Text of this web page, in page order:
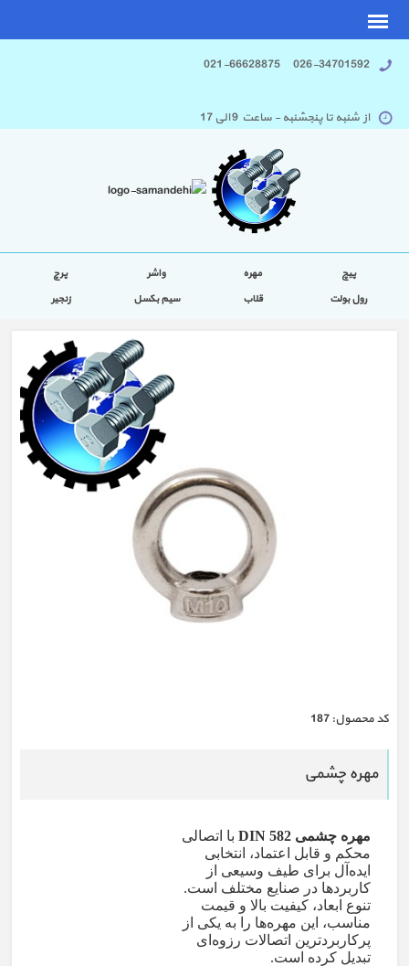
026-34701592 021-66628875
از شنبه تا پنجشنبه - ساعت 9 الی 17
پیچ مهره واشر
پرچ
رول بولت
قلاب سیم بکسل زنجیر
كد محصول: 187
مهره چشمی
مهره چشمی DIN 582با اتصالی
محکم و قابل اعتماد، انتخابی
ایده‌آل برای طیف وسیعی از
کاربردها در صنایع مختلف است.
تنوع ابعاد، کیفیت بالا و قیمت
مناسب، این مهره‌ها را به یکی از
پرکاربردترین اتصالات رزوه‌ای
تبدیل کرده است.